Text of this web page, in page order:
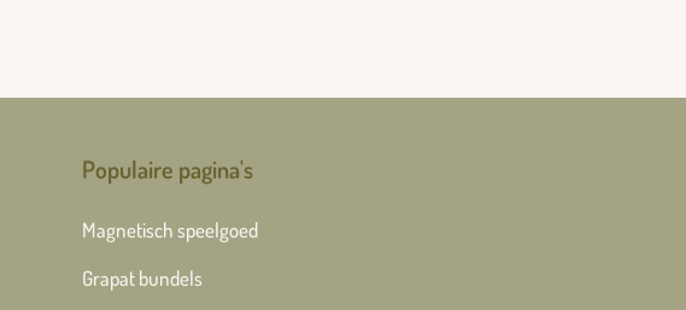
Populaire pagina's
Magnetisch speelgoed
Grapat bundels